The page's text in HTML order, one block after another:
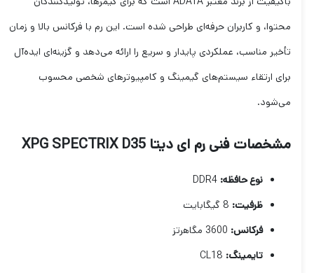
محتوا، و کاربران حرفه‌ای طراحی شده است. این رم با فرکانس بالا و زمان
تأخیر مناسب، عملکردی پایدار و سریع را ارائه می‌دهد و گزینه‌ای ایده‌آل
برای ارتقاء سیستم‌های گیمینگ و کامپیوترهای شخصی محسوب
می‌شود.
مشخصات فنی رم ای دیتا XPG SPECTRIX D35
نوع حافظه:DDR4
ظرفیت:8 گیگابایت
فرکانس:3600 مگاهرتز
تایمینگ:CL18